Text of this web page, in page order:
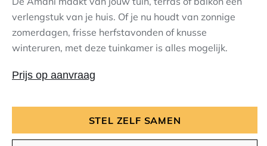
verlengstuk van je huis. Of je nu houdt van zonnige
zomerdagen, frisse herfstavonden of knusse
winteruren, met deze tuinkamer is alles mogelijk.
Prijs op aanvraag
STEL ZELF SAMEN